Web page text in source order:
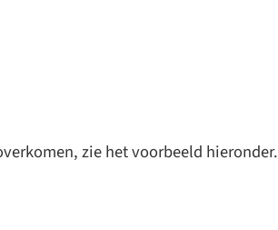
zie het voorbeeld hieronder.